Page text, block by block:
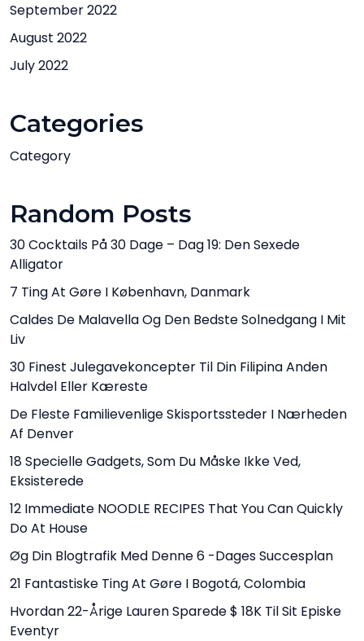
September 2022
August 2022
July 2022
Categories
Category
Random Posts
30 Cocktails På 30 Dage – Dag 19: Den Sexede
Alligator
7 Ting At Gøre I København, Danmark
Caldes De Malavella Og Den Bedste Solnedgang I Mit
Liv
30 Finest Julegavekoncepter Til Din Filipina Anden
Halvdel Eller Kæreste
De Fleste Familievenlige Skisportssteder I Nærheden
Af Denver
18 Specielle Gadgets, Som Du Måske Ikke Ved,
Eksisterede
12 Immediate NOODLE RECIPES That You Can Quickly
Do At House
Øg Din Blogtrafik Med Denne 6 -dages Succesplan
21 Fantastiske Ting At Gøre I Bogotá, Colombia
Hvordan 22-Årige Lauren Sparede $ 18K Til Sit Episke
Eventyr